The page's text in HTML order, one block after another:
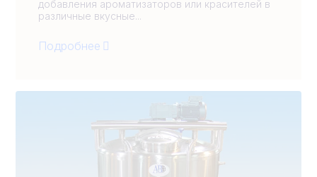
добавления ароматизаторов или красителей в
различные вкусные...
Подробнее